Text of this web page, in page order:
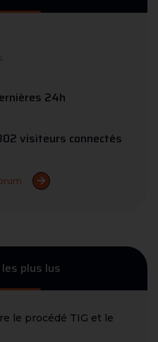
24h
visiteurs connectés
plus lus
le procédé TIG et le